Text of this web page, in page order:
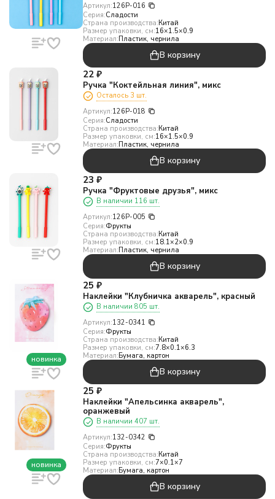
Артикул:126P-016
Серия:Сладости
Страна производства:Китай
Размер упаковки, см:16×1.5×0.9
Материал:Пластик, чернила
В корзину
22 ₽
Ручка "Коктейльная линия", микс
Осталось 3 шт.
Артикул:126P-018
Серия:Сладости
Страна производства:Китай
Размер упаковки, см:16×1.5×0.9
Материал:Пластик, чернила
В корзину
23 ₽
Ручка "Фруктовые друзья", микс
В наличии 116 шт.
Артикул:126P-005
Серия:Фрукты
Страна производства:Китай
Размер упаковки, см:18.1×2×0.9
Материал:Пластик, чернила
В корзину
новинка
25 ₽
Наклейки "Клубничка акварель", красный
В наличии 805 шт.
Артикул:132-0341
Серия:Фрукты
Страна производства:Китай
Размер упаковки, см:7.8×0.1×6.3
Материал:Бумага, картон
В корзину
новинка
25 ₽
Наклейки "Апельсинка акварель",
оранжевый
В наличии 407 шт.
Артикул:132-0342
Серия:Фрукты
Страна производства:Китай
Размер упаковки, см:7×0.1×7
Материал:Бумага, картон
В корзину